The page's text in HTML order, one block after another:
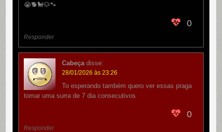
😭🐕🐩🐶🐾
0
Responder
Cabeça disse:
28/01/2026 às 23:26
To esperando também quero ver essas praga
tomar uma surra de 7 dia consecutivos
0
Responder